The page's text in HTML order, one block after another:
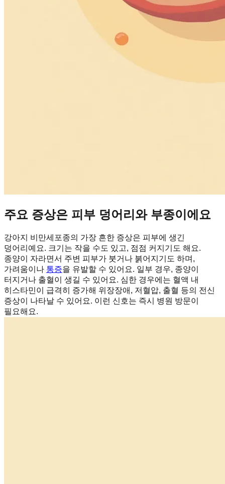
주요 증상은 피부 덩어리와 부종이에요
강아지 비만세포종의 가장 흔한 증상은 피부에 생긴
덩어리예요. 크기는 작을 수도 있고, 점점 커지기도 해요.
종양이 자라면서 주변 피부가 붓거나 붉어지기도 하며,
가려움이나 통증을 유발할 수 있어요. 일부 경우, 종양이
터지거나 출혈이 생길 수 있어요. 심한 경우에는 혈액 내
히스타민이 급격히 증가해 위장장애, 저혈압, 출혈 등의 전신
증상이 나타날 수 있어요. 이런 신호는 즉시 병원 방문이
필요해요.